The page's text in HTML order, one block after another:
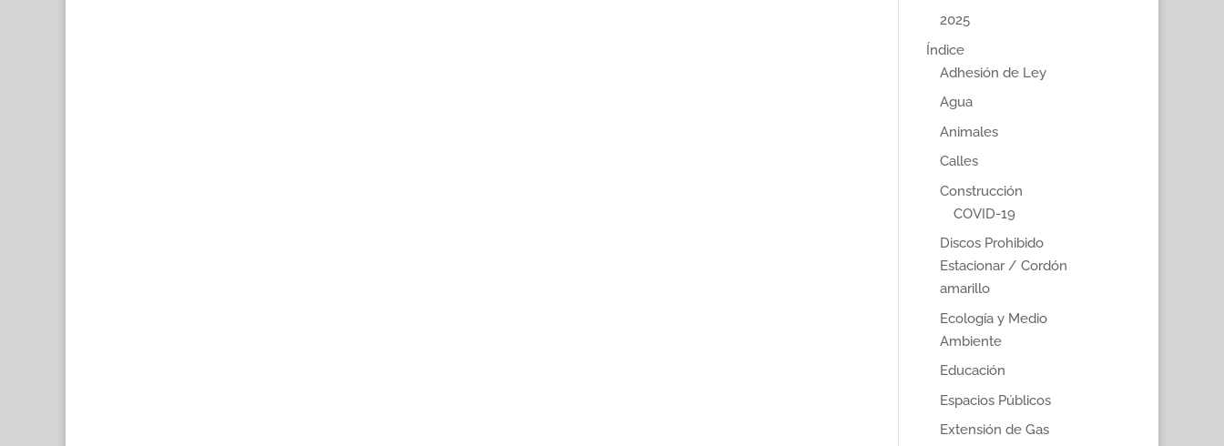
2025
Índice
Adhesión de Ley
Agua
Animales
Calles
Construcción
COVID-19
Discos Prohibido
Estacionar / Cordón
amarillo
Ecología y Medio
Ambiente
Educación
Espacios Públicos
Extensión de Gas